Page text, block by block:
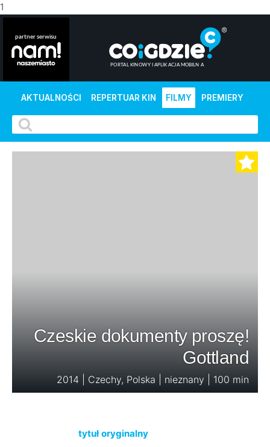
1
AKTUALNOŚCI REPERTUAR KIN FILMY PREMIERY
Czeskie dokumenty proszę!
Gottland
2014 | Czechy, Polska | nieznany | 100 min
tytuł oryginalny